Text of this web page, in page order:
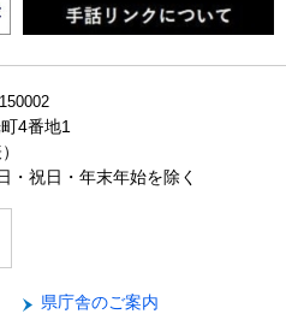
4番地1
・祝日・年末年始を除く
県庁舎のご案内